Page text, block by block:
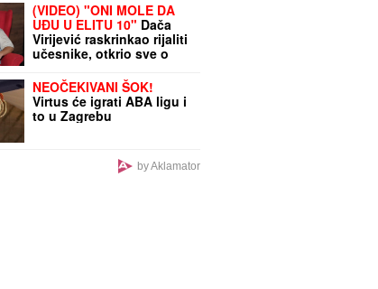
(VIDEO) "ONI MOLE DA
UĐU U ELITU 10" Dača
Virijević raskrinkao rijaliti
učesnike, otkrio sve o
"Filip se dopisuje sa
pevačicom"
NEOČEKIVANI ŠOK!
Virtus će igrati ABA ligu i
to u Zagrebu
by Aklamator